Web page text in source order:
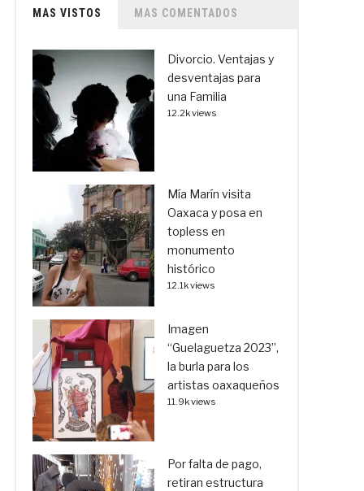
MAS VISTOS MAS COMENTADOS
Divorcio. Ventajas y
desventajas para
una Familia
12.2k views
Mía Marín visita
Oaxaca y posa en
topless en
monumento
histórico
12.1k views
Imagen
“Guelaguetza 2023”,
la burla para los
artistas oaxaqueños
11.9k views
Por falta de pago,
retiran estructura